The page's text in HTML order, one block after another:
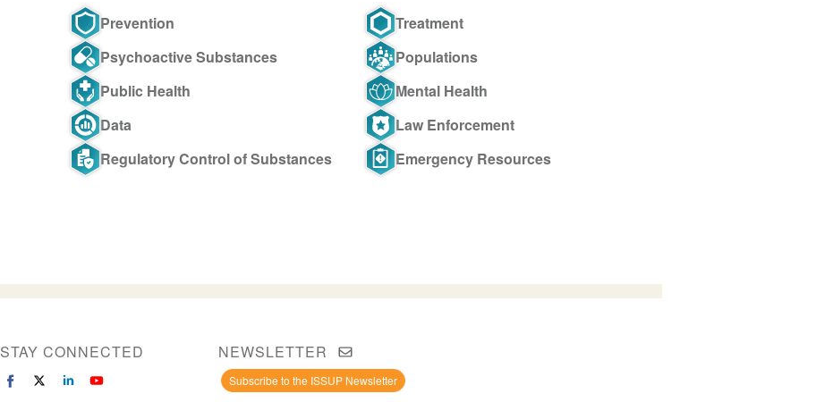
Prevention
Treatment
Psychoactive Substances
Populations
Public Health
Mental Health
Data
Law Enforcement
Regulatory Control of Substances
Emergency Resources
STAY CONNECTED NEWSLETTER
Subscribe to the ISSUP Newsletter